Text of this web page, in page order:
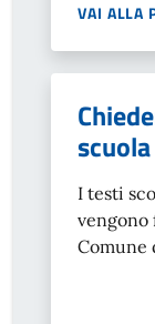
VAI ALLA
I testi
Comune